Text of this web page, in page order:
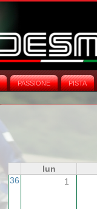
PASSIONE PISTA
lun
36
1